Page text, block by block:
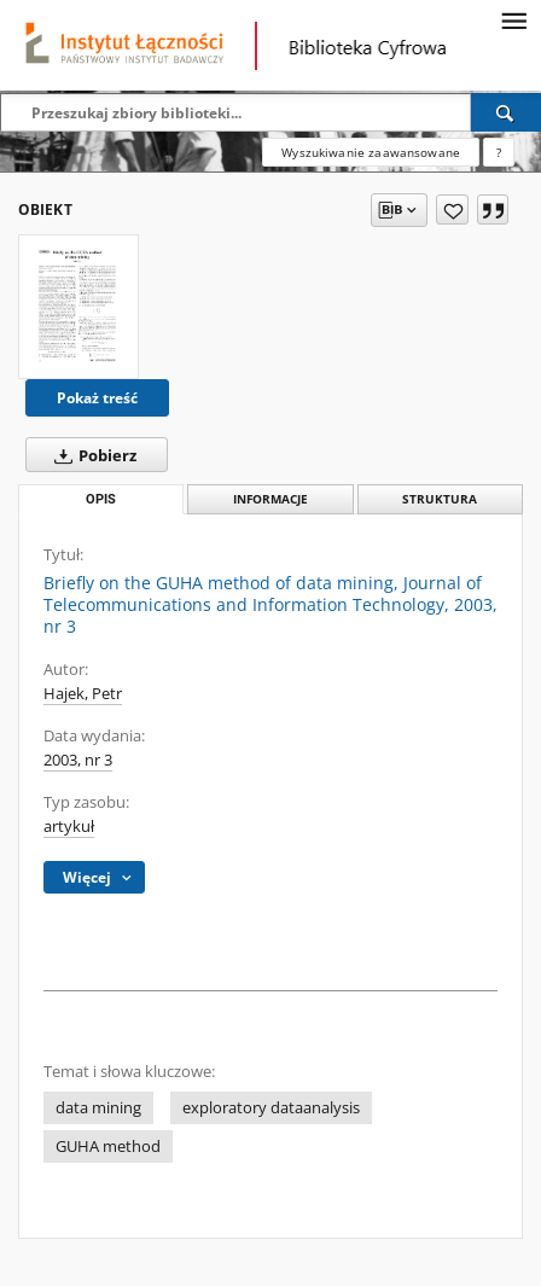
Wyszukiwanie zaawansowane ?
OBIEKT
Pokaż treść
Pobierz
OPIS INFORMACJE STRUKTURA
Tytuł:
Briefly on the GUHA method of data mining, Journal of
Telecommunications and Information Technology, 2003,
nr 3
Autor:
Hajek, Petr
Data wydania:
2003, nr 3
Typ zasobu:
artykuł
Więcej
Temat i słowa kluczowe:
data mining
exploratory dataanalysis
GUHA method